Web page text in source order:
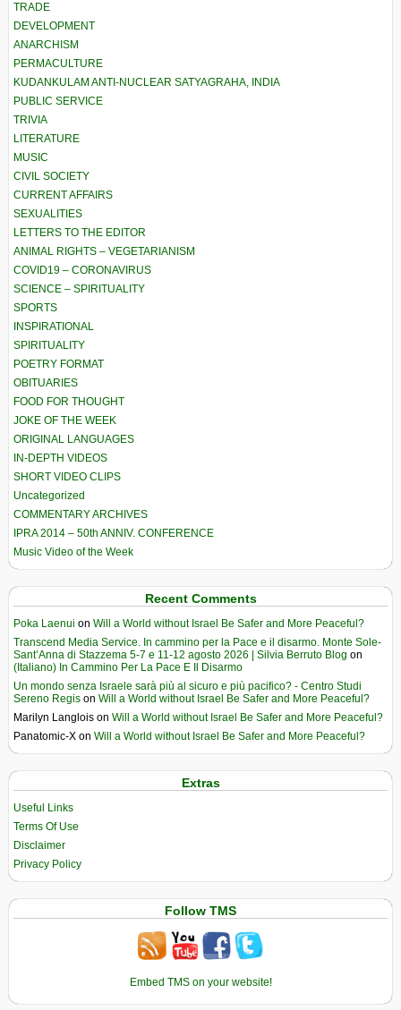
TRADE
DEVELOPMENT
ANARCHISM
PERMACULTURE
KUDANKULAM ANTI-NUCLEAR SATYAGRAHA, INDIA
PUBLIC SERVICE
TRIVIA
LITERATURE
MUSIC
CIVIL SOCIETY
CURRENT AFFAIRS
SEXUALITIES
LETTERS TO THE EDITOR
ANIMAL RIGHTS – VEGETARIANISM
COVID19 – CORONAVIRUS
SCIENCE – SPIRITUALITY
SPORTS
INSPIRATIONAL
SPIRITUALITY
POETRY FORMAT
OBITUARIES
FOOD FOR THOUGHT
JOKE OF THE WEEK
ORIGINAL LANGUAGES
IN-DEPTH VIDEOS
SHORT VIDEO CLIPS
Uncategorized
COMMENTARY ARCHIVES
IPRA 2014 – 50th ANNIV. CONFERENCE
Music Video of the Week
Recent Comments
Poka Laenui on Will a World without Israel Be Safer and More Peaceful?
Transcend Media Service. In cammino per la Pace e il disarmo. Monte Sole-
Sant’Anna di Stazzema 5-7 e 11-12 agosto 2026 | Silvia Berruto Blog on
(Italiano) In Cammino Per La Pace E Il Disarmo
Un mondo senza Israele sarà più al sicuro e più pacifico? - Centro Studi
Sereno Regis on Will a World without Israel Be Safer and More Peaceful?
Marilyn Langlois on Will a World without Israel Be Safer and More Peaceful?
Panatomic-X on Will a World without Israel Be Safer and More Peaceful?
Extras
Useful Links
Terms Of Use
Disclaimer
Privacy Policy
Follow TMS
Embed TMS on your website!